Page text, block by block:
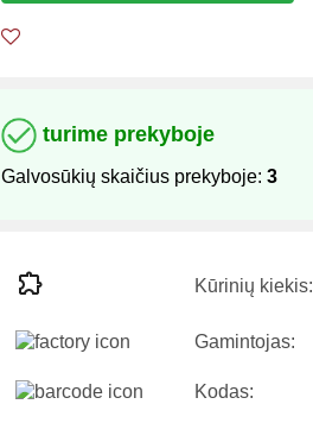
turime prekyboje
Galvosūkių skaičius prekyboje: 3
Kūrinių kiekis:
Gamintojas:
Kodas: